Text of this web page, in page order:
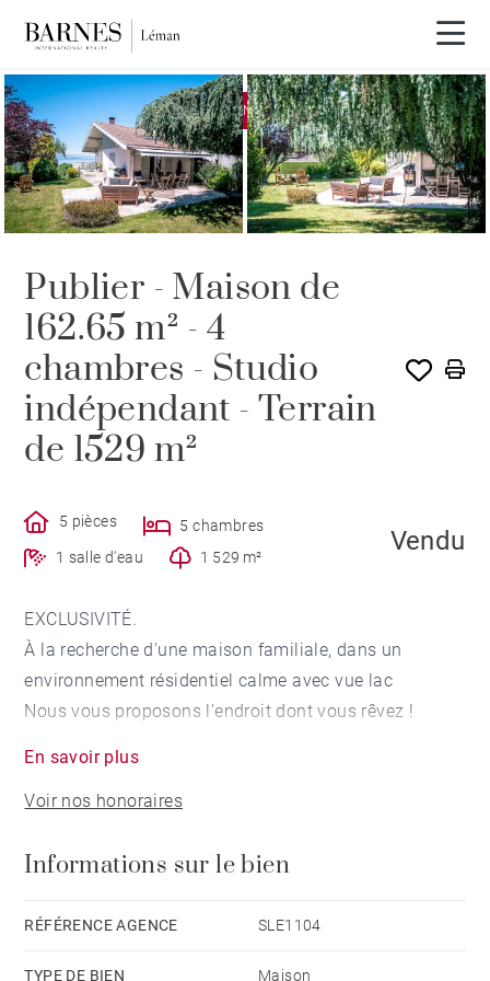
EXCLUSIVITÉ VENDU PAR BARNES
Publier - Maison de
162.65 m² - 4
chambres - Studio
indépendant - Terrain
de 1529 m²
5 pièces
5 chambres
1 salle d'eau
1 529 m²
Vendu
EXCLUSIVITÉ.
À la recherche d'une maison familiale, dans un
environnement résidentiel calme avec vue lac
Nous vous proposons l'endroit dont vous rêvez !
Édifiée sur un terrain arboré de 1529 m², cette maison
de 162,65 m² habitables (269,80 m² au total) -
années - vous offrira tout l'espace et les
En savoir plus
Voir nos honoraires
Informations sur le bien
RÉFÉRENCE AGENCE SLE1104
TYPE DE BIEN Maison